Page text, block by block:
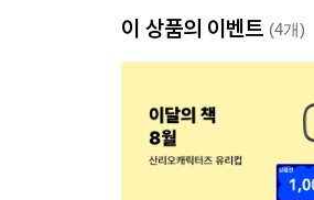
이 상품의 이벤트 (4개)